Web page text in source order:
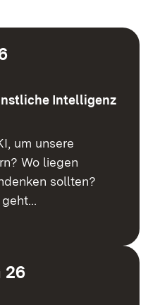
Intelligenz
um unsere
Wo liegen
sollten?
geht…
26